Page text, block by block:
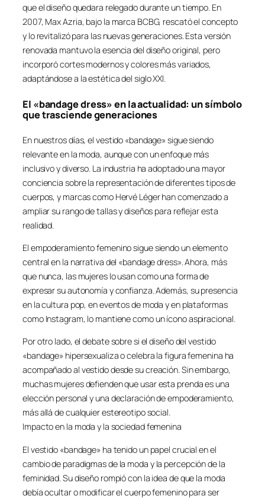
que el diseño quedara relegado durante un tiempo. En
2007, Max Azria, bajo la marca BCBG, rescató el concepto
y lo revitalizó para las nuevas generaciones. Esta versión
renovada mantuvo la esencia del diseño original, pero
incorporó cortes modernos y colores más variados,
adaptándose a la estética del siglo XXI.
El «bandage dress» en la actualidad: un símbolo
que trasciende generaciones
En nuestros días, el vestido «bandage» sigue siendo
relevante en la moda, aunque con un enfoque más
inclusivo y diverso. La industria ha adoptado una mayor
conciencia sobre la representación de diferentes tipos de
cuerpos, y marcas como Hervé Léger han comenzado a
ampliar su rango de tallas y diseños para reflejar esta
realidad.
El empoderamiento femenino sigue siendo un elemento
central en la narrativa del «bandage dress». Ahora, más
que nunca, las mujeres lo usan como una forma de
expresar su autonomía y confianza. Además, su presencia
en la cultura pop, en eventos de moda y en plataformas
como Instagram, lo mantiene como un ícono aspiracional.
Por otro lado, el debate sobre si el diseño del vestido
«bandage» hipersexualiza o celebra la figura femenina ha
acompañado al vestido desde su creación. Sin embargo,
muchas mujeres defienden que usar esta prenda es una
elección personal y una declaración de empoderamiento,
más allá de cualquier estereotipo social.
Impacto en la moda y la sociedad femenina
El vestido «bandage» ha tenido un papel crucial en el
cambio de paradigmas de la moda y la percepción de la
feminidad. Su diseño rompió con la idea de que la moda
debía ocultar o modificar el cuerpo femenino para ser